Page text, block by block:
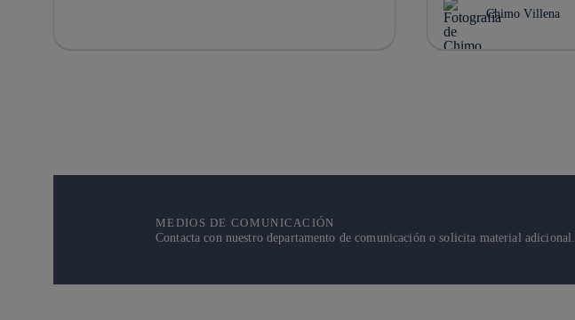
Chimo Villena
MEDIOS DE COMUNICACIÓN
Contacta con nuestro departamento de comunicación o solicita material adicional.